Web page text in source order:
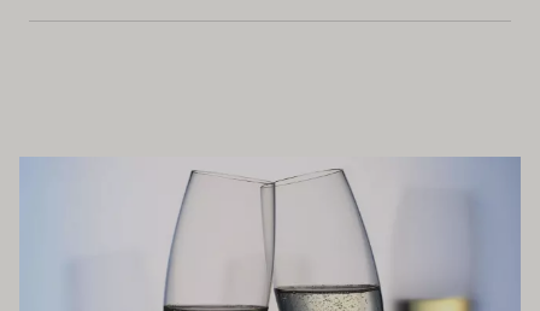
KIINNOSTAA SINUA